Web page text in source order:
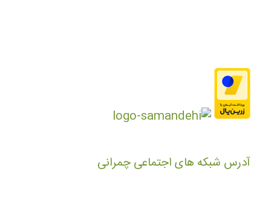
آدرس شبکه های اجتماعی چمرانی